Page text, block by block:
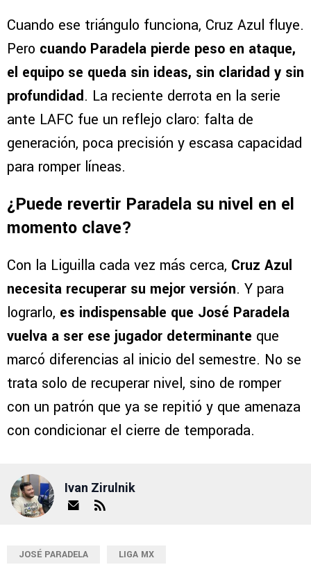
Cuando ese triángulo funciona, Cruz Azul fluye.
Pero cuando Paradela pierde peso en ataque,
el equipo se queda sin ideas, sin claridad y sin
profundidad. La reciente derrota en la serie
ante LAFC fue un reflejo claro: falta de
generación, poca precisión y escasa capacidad
para romper líneas.
¿Puede revertir Paradela su nivel en el
momento clave?
Con la Liguilla cada vez más cerca, Cruz Azul
necesita recuperar su mejor versión. Y para
lograrlo, es indispensable que José Paradela
vuelva a ser ese jugador determinante que
marcó diferencias al inicio del semestre. No se
trata solo de recuperar nivel, sino de romper
con un patrón que ya se repitió y que amenaza
con condicionar el cierre de temporada.
Ivan Zirulnik
JOSÉ PARADELA LIGA MX